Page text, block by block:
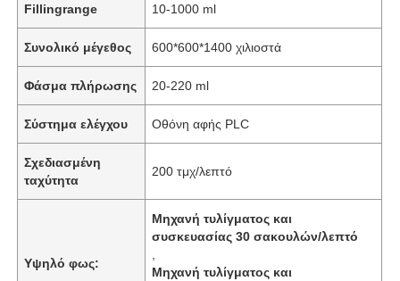
Fillingrange 10-1000 ml
Συνολικό μέγεθος 600*600*1400 χιλιοστά
Φάσμα πλήρωσης 20-220 ml
Σύστημα ελέγχου Οθόνη αφής PLC
Σχεδιασμένη
ταχύτητα
200 τμχ/λεπτό
Υψηλό φως:
Μηχανή τυλίγματος και
συσκευασίας 30 σακουλών/λεπτό
Μηχανή τυλίγματος και